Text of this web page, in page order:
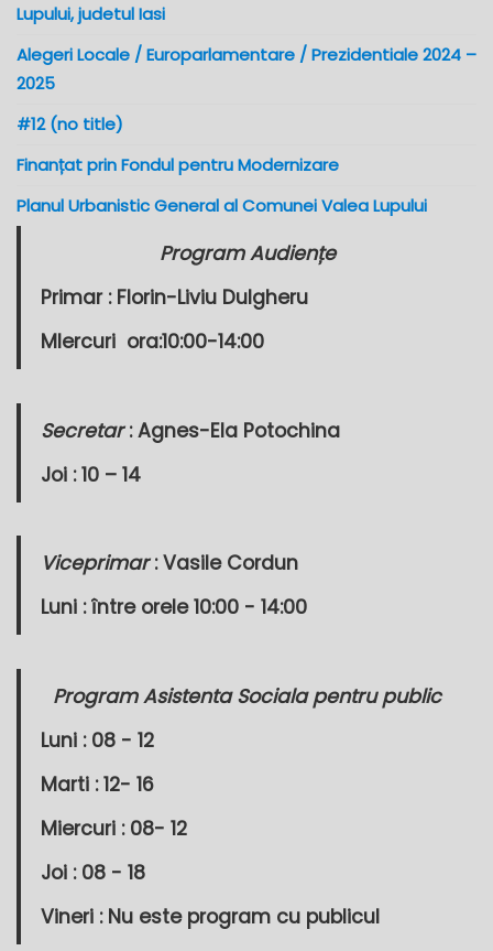
Lupului, judetul Iasi
Alegeri Locale / Europarlamentare / Prezidentiale 2024 –
2025
#12 (no title)
Finanțat prin Fondul pentru Modernizare
Planul Urbanistic General al Comunei Valea Lupului
Program Audiențe
Primar :Florin-Liviu Dulgheru
MIercuri ora:10:00-14:00
Secretar: Agnes-Ela Potochina
Joi : 10 – 14
Viceprimar: Vasile Cordun
Luni : între orele 10:00 - 14:00
Program Asistenta Sociala pentru public
Luni : 08 - 12
Marti : 12- 16
Miercuri : 08- 12
Joi : 08 - 18
Vineri : Nu este program cu publicul